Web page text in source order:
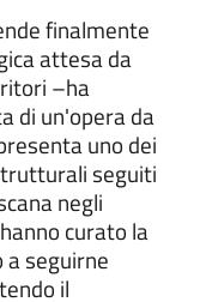
finalmente
attesa da
–ha
di un'opera da
uno dei
seguiti
negli
curato la
seguirne
il